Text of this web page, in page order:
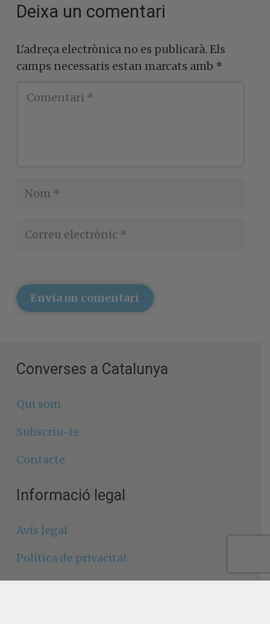
Deixa un comentari
L'adreça electrònica no es publicarà. Els
camps necessaris estan marcats amb *
Envia un comentari
Converses a Catalunya
Qui som
Subscriu-te
Contacte
Informació legal
Avís legal
Política de privacitat